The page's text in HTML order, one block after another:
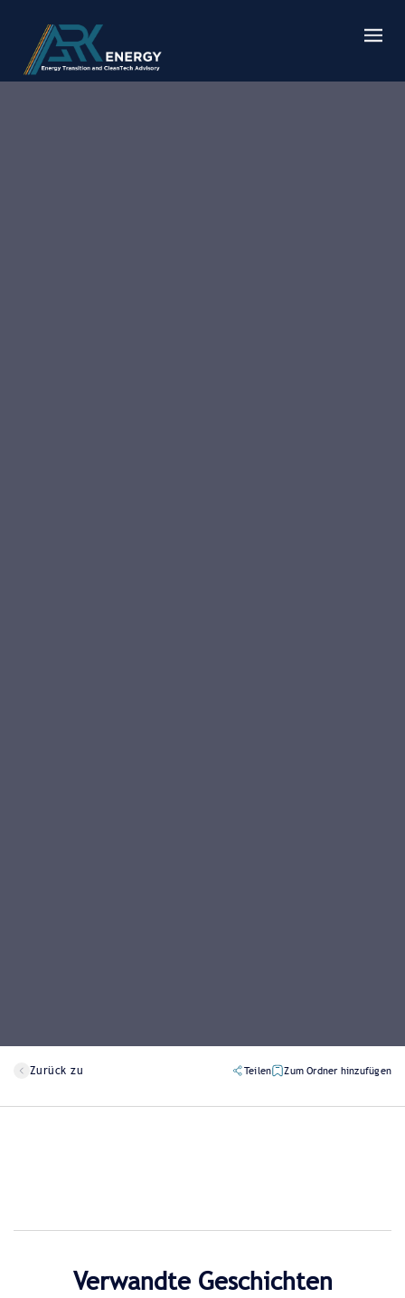
Zurück zu Teilen Zum Ordner hinzufügen
Verwandte Geschichten